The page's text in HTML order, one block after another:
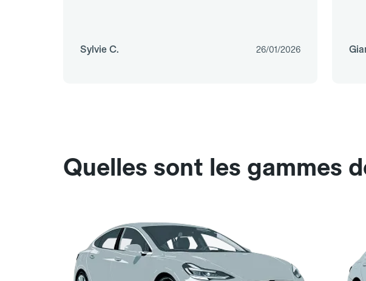
Sylvie C. 26/01/2026
Quelles sont les gammes